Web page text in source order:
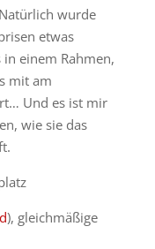
wurde
etwas
einem Rahmen,
mit am
Und es ist mir
wie sie das
), gleichmäßige